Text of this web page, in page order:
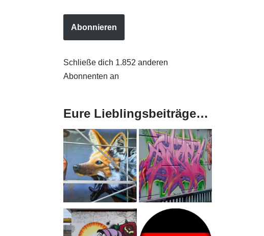
Abonnieren
Schließe dich 1.852 anderen
Abonnenten an
Eure Lieblingsbeiträge…